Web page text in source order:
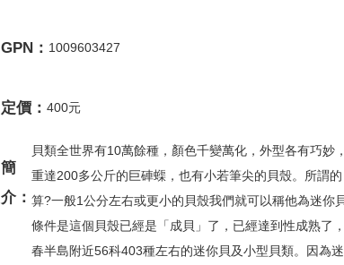
GPN： 1009603427
定價： 400元
簡
介：
貝類全世界有10萬餘種，顏色千變萬化，外型各有巧妙
重達200多公斤的巨硨蟝，也有小若筆尖的貝殼。所謂
算?一般1公分左右或更小的貝殼我們就可以稱他為迷你
條件是這個貝殼已經是「成貝」了，已經達到性成熟了
春半島附近56科403種左右的迷你貝及小型貝類。因為